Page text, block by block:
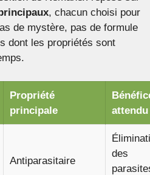
, chacun choisi pour
de mystère, pas de formule
dont les propriétés sont
Propriété
principale
attendu
Antiparasitaire
des